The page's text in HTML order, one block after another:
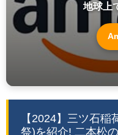
地球上
【2024】三ツ石
祭)を紹介! 二本松